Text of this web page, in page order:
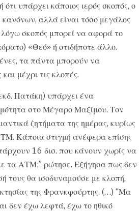
υπάρχει κάποιος ιερός σκοπός, ο
αλλά είναι τόσο μεγάλος
σκοπός μπορεί να αφορά το
«Θεό» ή οτιδήποτε άλλο.
τα πάντα μπορούν να
μέχρι τις κλοπές.
Πατάκη) υπάρχει ένα
στο Μέγαρο Μαξίμου. Τον
ζητήματα της ημέρας, κυρίως
Κάποια στιγμή ανέφερα επίσης
16 δισ. που κάνουν χωρίς να
τα ΑΤΜ;” ρώτησε. Εξήγησα πως δεν
θα ισοδυναμούσε με κλοπή,
της Φρανκφούρτης. (…) “Μα
δεν έχω λεφτά, έχω το ηθικό